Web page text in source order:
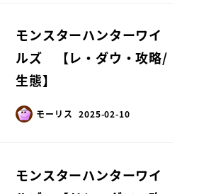
モンスターハンターワイ
ルズ 【レ・ダウ・攻略/
生態】
モーリス 2025-02-10
モンスターハンターワイ